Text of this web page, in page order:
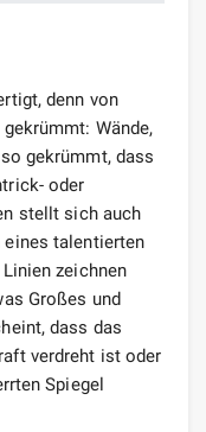
denn von
Wände,
gekrümmt, dass
oder
stellt sich auch
talentierten
zeichnen
Großes und
dass das
verdreht ist oder
Spiegel